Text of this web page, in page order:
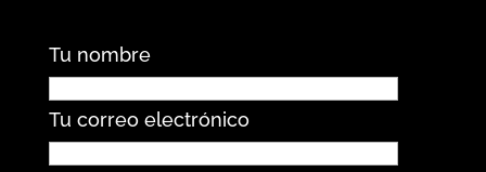
Tu nombre
Tu correo electrónico